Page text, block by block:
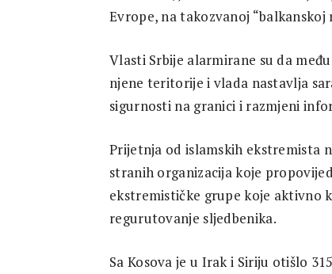
Evrope, na takozvanoj
Vlasti Srbije alarmirane su da
njene teritorije i vlada nastavlja
sigurnosti na granici i razmjeni
Prijetnja od islamskih ekstremista
stranih organizacija koje
ekstremističke grupe koje aktivno
regurutovanje sljedbenika.
Sa Kosova je u Irak i Siriju otišlo